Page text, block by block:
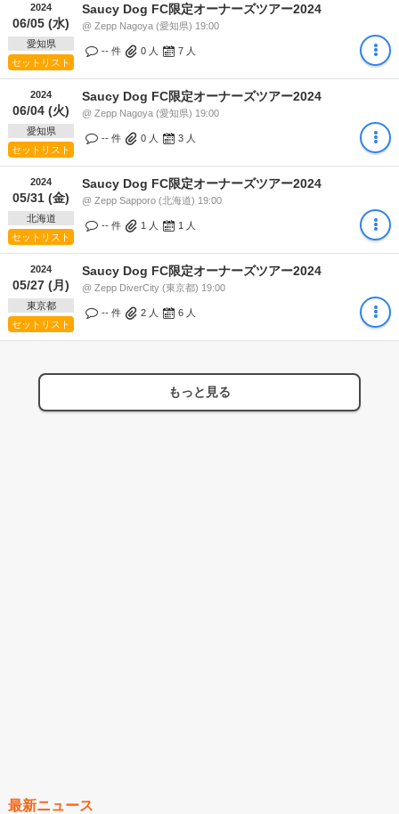
2024
06/05 (水)
愛知県
セットリスト
Saucy Dog FC限定オーナーズツアー2024
@ Zepp Nagoya (愛知県) 19:00
-- 件 0 人 7 人
2024
06/04 (火)
愛知県
セットリスト
Saucy Dog FC限定オーナーズツアー2024
@ Zepp Nagoya (愛知県) 19:00
-- 件 0 人 3 人
2024
05/31 (金)
北海道
セットリスト
Saucy Dog FC限定オーナーズツアー2024
@ Zepp Sapporo (北海道) 19:00
-- 件 1 人 1 人
2024
05/27 (月)
東京都
セットリスト
Saucy Dog FC限定オーナーズツアー2024
@ Zepp DiverCity (東京都) 19:00
-- 件 2 人 6 人
もっと見る
最新ニュース